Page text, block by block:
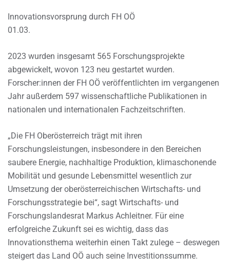
Innovationsvorsprung durch FH OÖ
01.03.
2023 wurden insgesamt 565 Forschungsprojekte
abgewickelt, wovon 123 neu gestartet wurden.
Forscher:innen der FH OÖ veröffentlichten im vergangenen
Jahr außerdem 597 wissenschaftliche Publikationen in
nationalen und internationalen Fachzeitschriften.
„Die FH Oberösterreich trägt mit ihren
Forschungsleistungen, insbesondere in den Bereichen
saubere Energie, nachhaltige Produktion, klimaschonende
Mobilität und gesunde Lebensmittel wesentlich zur
Umsetzung der oberösterreichischen Wirtschafts- und
Forschungsstrategie bei“, sagt Wirtschafts- und
Forschungslandesrat Markus Achleitner. Für eine
erfolgreiche Zukunft sei es wichtig, dass das
Innovationsthema weiterhin einen Takt zulege – deswegen
steigert das Land OÖ auch seine Investitionssumme.